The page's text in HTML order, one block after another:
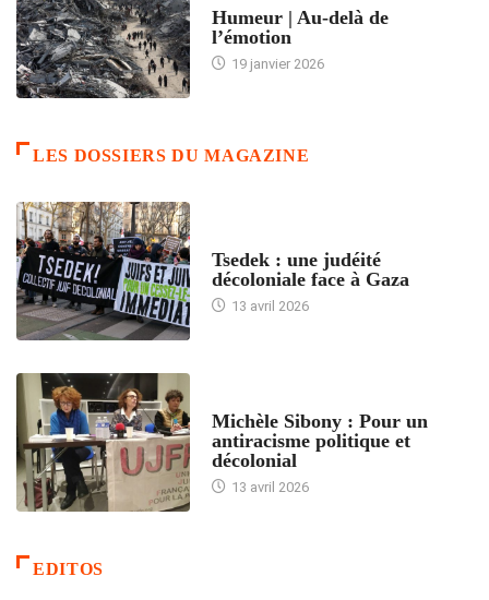
Humeur | Au-delà de
l’émotion
19 janvier 2026
LES DOSSIERS DU MAGAZINE
Tsedek : une judéité
décoloniale face à Gaza
13 avril 2026
Michèle Sibony : Pour un
antiracisme politique et
décolonial
13 avril 2026
EDITOS